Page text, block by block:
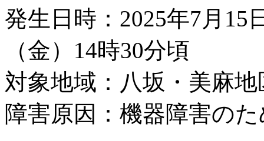
発生日時：2025年7月15
（金）14時30分頃
対象地域：八坂・美麻地
障害原因：機器障害の